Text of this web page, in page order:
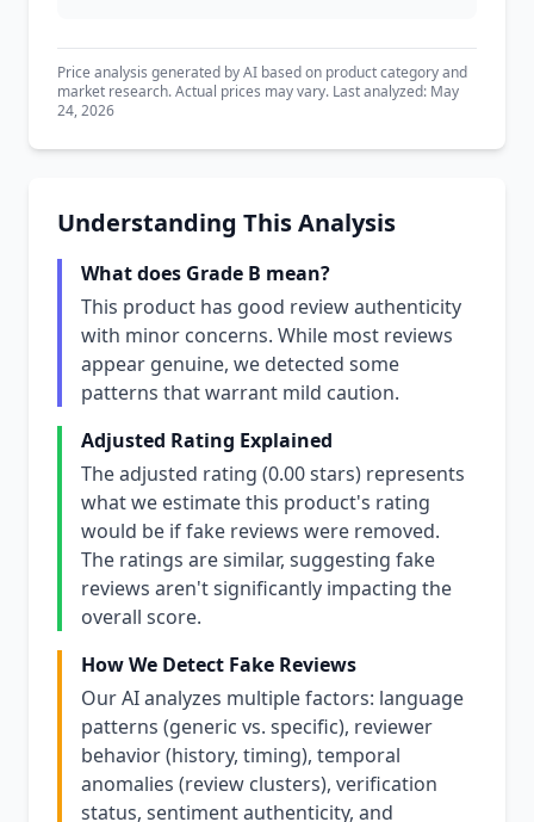
Price analysis generated by AI based on product category and
market research. Actual prices may vary. Last analyzed: May
24, 2026
Understanding This Analysis
What does Grade B mean?
This product has good review authenticity
with minor concerns. While most reviews
appear genuine, we detected some
patterns that warrant mild caution.
Adjusted Rating Explained
The adjusted rating (0.00 stars) represents
what we estimate this product's rating
would be if fake reviews were removed.
The ratings are similar, suggesting fake
reviews aren't significantly impacting the
overall score.
How We Detect Fake Reviews
Our AI analyzes multiple factors: language
patterns (generic vs. specific), reviewer
behavior (history, timing), temporal
anomalies (review clusters), verification
status, sentiment authenticity, and